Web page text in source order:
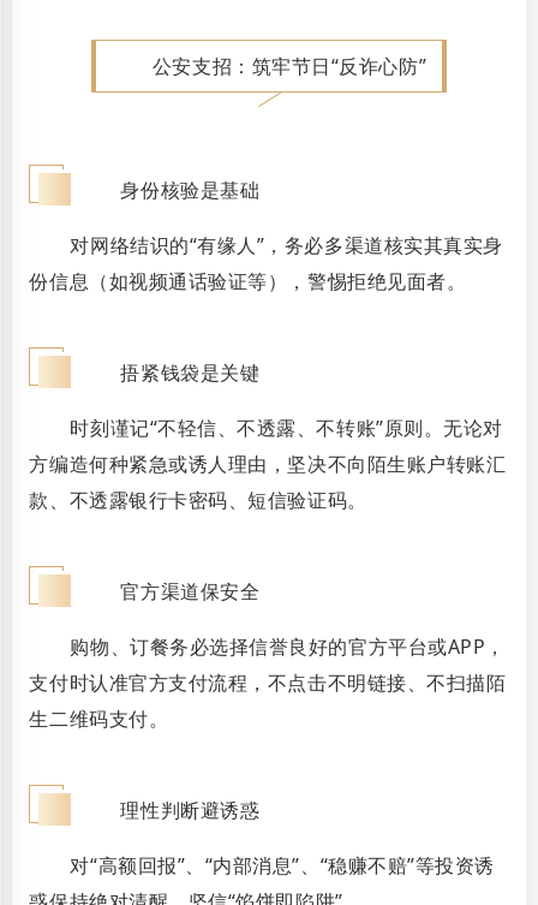
公安支招：筑牢节日“反诈心防”
身份核验是基础
对网络结识的“有缘人”，务必多渠道核实其真实身
份信息（如视频通话验证等），警惕拒绝见面者。
捂紧钱袋是关键
时刻谨记“不轻信、不透露、不转账”原则。无论对
方编造何种紧急或诱人理由，坚决不向陌生账户转账汇
款、不透露银行卡密码、短信验证码。
官方渠道保安全
购物、订餐务必选择信誉良好的官方平台或APP，
支付时认准官方支付流程，不点击不明链接、不扫描陌
生二维码支付。
理性判断避诱惑
对“高额回报”、“内部消息”、“稳赚不赔”等投资诱